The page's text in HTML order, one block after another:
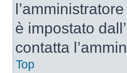
è impostato
contatta
Top